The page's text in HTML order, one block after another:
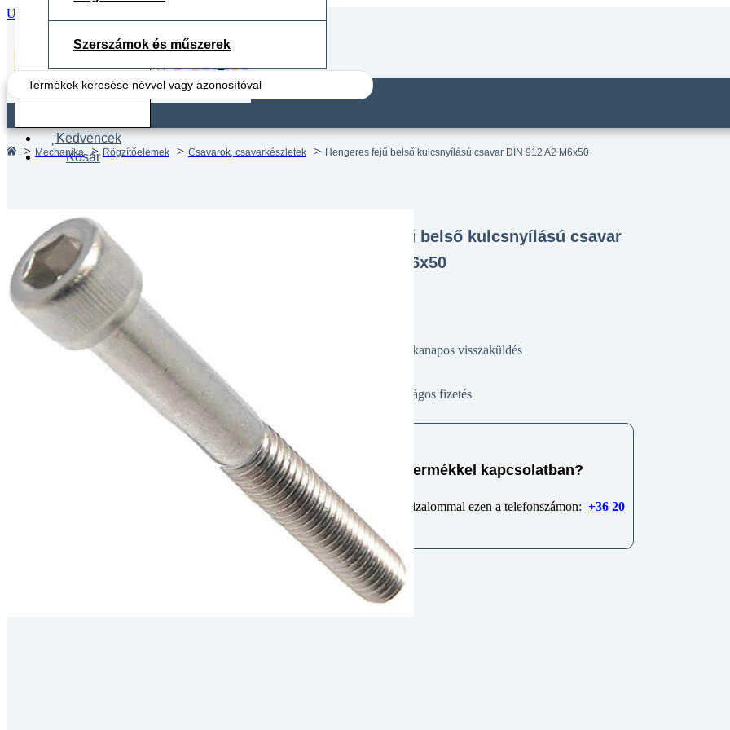
Ugrás a fő tartalomhoz
Search
...
Kedvencek
Kosár
Szerszámok és műszerek
Mechanika Rögzítőelemek Csavarok, csavarkészletek Hengeres fejű belső kulcsnyílású csavar DIN 912 A2 M6x50
Hengeres fejű belső kulcsnyílású csavar
DIN 912 A2 M6x50
14 munkanapos visszaküldés
Biztonságos fizetés
Kérdése van termékkel kapcsolatban?
Keressen minket bizalommal ezen a telefonszámon: +36 20
295 5666